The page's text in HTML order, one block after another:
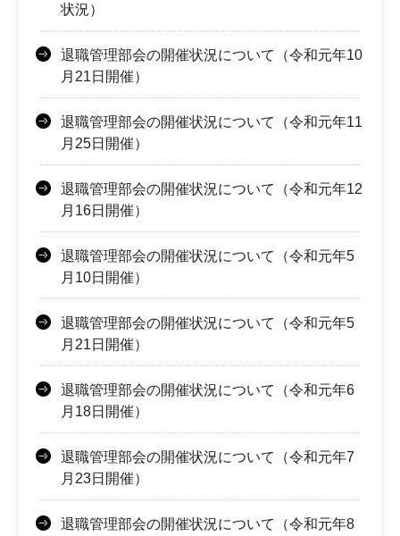
状況）
退職管理部会の開催状況について（令和元年10
月21日開催）
退職管理部会の開催状況について（令和元年11
月25日開催）
退職管理部会の開催状況について（令和元年12
月16日開催）
退職管理部会の開催状況について（令和元年5
月10日開催）
退職管理部会の開催状況について（令和元年5
月21日開催）
退職管理部会の開催状況について（令和元年6
月18日開催）
退職管理部会の開催状況について（令和元年7
月23日開催）
退職管理部会の開催状況について（令和元年8